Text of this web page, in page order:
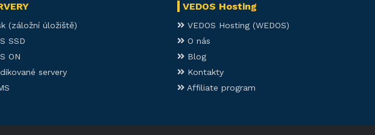
(záložní úložiště)
SSD
ON
servery
VEDOS Hosting
VEDOS Hosting (WEDOS)
O nás
Blog
Kontakty
Affiliate program